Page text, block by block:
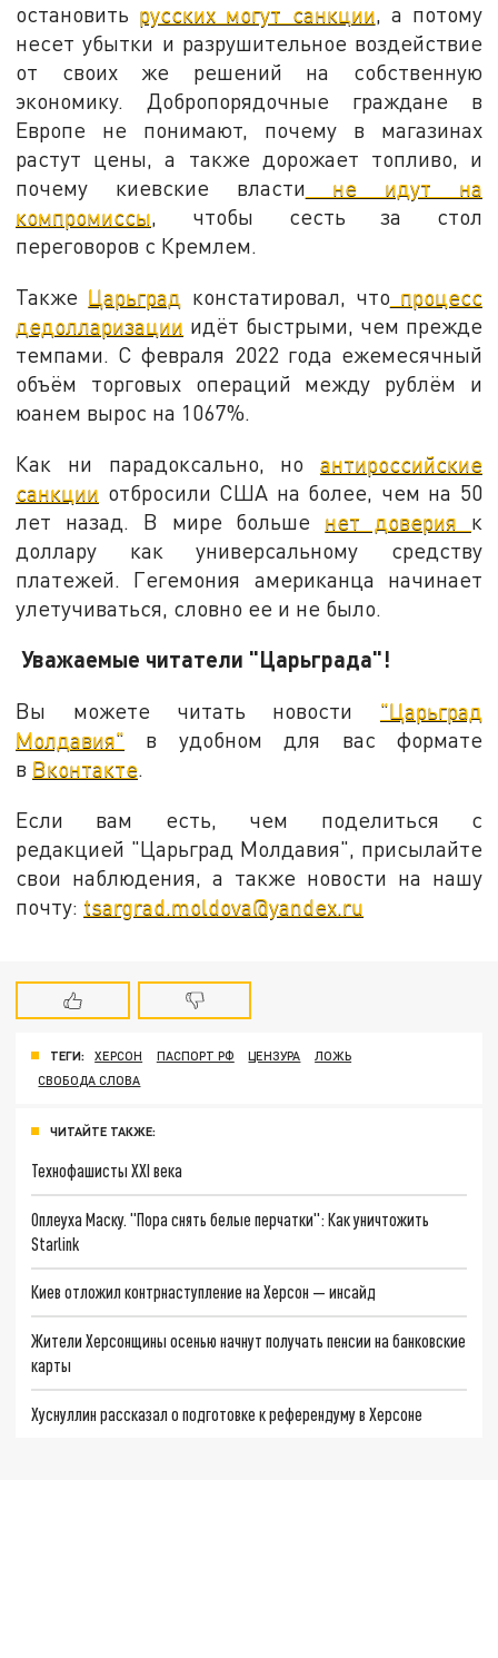
остановить русских могут санкции, а потому
несет убытки и разрушительное воздействие
от своих же решений на собственную
экономику. Добропорядочные граждане в
Европе не понимают, почему в магазинах
растут цены, а также дорожает топливо, и
почему киевские власти не идут на
компромиссы, чтобы сесть за стол
переговоров с Кремлем.
Также Царьград констатировал, что процесс
дедолларизации идёт быстрыми, чем прежде
темпами. С февраля 2022 года ежемесячный
объём торговых операций между рублём и
юанем вырос на 1067%.
Как ни парадоксально, но антироссийские
санкции отбросили США на более, чем на 50
лет назад. В мире больше нет доверия к
доллару как универсальному средству
платежей. Гегемония американца начинает
улетучиваться, словно ее и не было.
Уважаемые читатели "Царьграда"!
Вы можете читать новости "Царьград
Молдавия" в удобном для вас формате
в Вконтакте.
Если вам есть, чем поделиться с
редакцией "Царьград Молдавия", присылайте
свои наблюдения, а также новости на нашу
почту: tsargrad.moldova@yandex.ru
ТЕГИ: ХЕРСОН ПАСПОРТ РФ ЦЕНЗУРА
ЛОЖЬ
СВОБОДА СЛОВА
ЧИТАЙТЕ ТАКЖЕ:
Технофашисты XXI века
Оплеуха Маску. "Пора снять белые перчатки": Как уничтожить
Starlink
Киев отложил контрнаступление на Херсон — инсайд
Жители Херсонщины осенью начнут получать пенсии на банковские
карты
Хуснуллин рассказал о подготовке к референдуму в Херсоне